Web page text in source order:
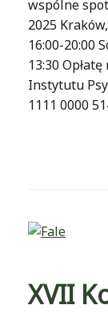
wspólne
2025
16:00-20:00
13:30
Instytutu
1111 0000
XVII